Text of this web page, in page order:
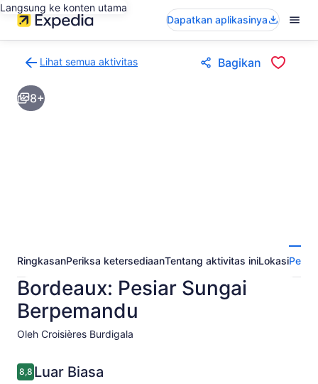
Langsung ke konten utama
Dapatkan aplikasinya
Lihat semua aktivitas
ke
halaman
hasil
Bagikan
8+
RingkasanPeriksa ketersediaanTentang aktivitas iniLokasi
Bordeaux: Pesiar Sungai
Berpemandu
Oleh Croisières Burdigala
Ulasan
8,88,8 dari 10
Luar Biasa